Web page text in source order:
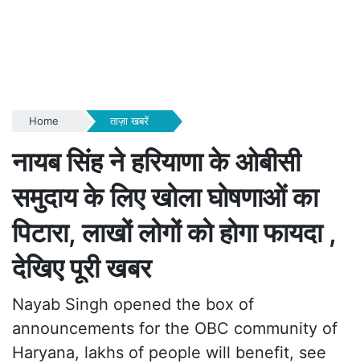
Home ताज़ा खबरें
नायब सिंह ने हरियाणा के ओबीसी
समुदाय के लिए खोला घोषणाओं का
पिटारा, लाखों लोगों को होगा फायदा ,
देखिए पूरी खबर
Nayab Singh opened the box of
announcements for the OBC community of
Haryana, lakhs of people will benefit, see